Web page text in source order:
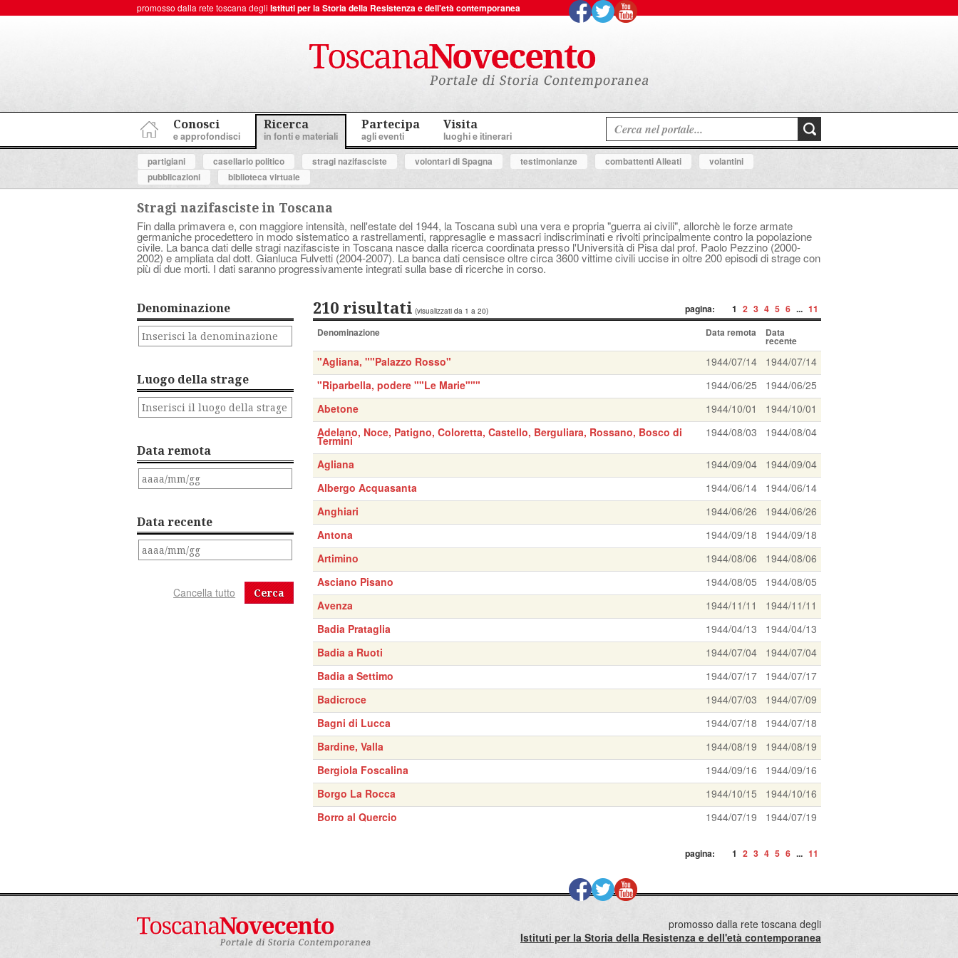
promosso dalla rete toscana degli Istituti per la Storia della Resistenza e dell'età contemporanea
Conosci
e approfondisci
Ricerca
in fonti e materiali
Partecipa
agli eventi
Visita
luoghi e itinerari
partigiani
casellario politico stragi nazifasciste volontari di Spagna testimonianze combattenti Alleati
volantini
pubblicazioni
biblioteca virtuale
Stragi nazifasciste in Toscana
Fin dalla primavera e, con maggiore intensità, nell'estate del 1944, la Toscana subì una vera e propria "guerra ai civili", allorchè le forze armate
germaniche procedettero in modo sistematico a rastrellamenti, rappresaglie e massacri indiscriminati e rivolti principalmente contro la popolazione
civile. La banca dati delle stragi nazifasciste in Toscana nasce dalla ricerca coordinata presso l'Università di Pisa dal prof. Paolo Pezzino (2000-
2002) e ampliata dal dott. Gianluca Fulvetti (2004-2007). La banca dati censisce oltre circa 3600 vittime civili uccise in oltre 200 episodi di strage con
più di due morti. I dati saranno progressivamente integrati sulla base di ricerche in corso.
Denominazione
Luogo della strage
Data remota
Data recente
Cerca
pagina: 1 2 3 4 5 6 ... 11
210 risultati (visualizzati da 1 a 20)
Denominazione Data remota Data
recente
"Agliana, ""Palazzo Rosso" 1944/07/14
1944/07/14
"Riparbella, podere ""Le Marie"""
1944/06/25
1944/06/25
Abetone
1944/10/01
1944/10/01
Adelano, Noce, Patigno, Coloretta, Castello, Berguliara, Rossano, Bosco di
Termini
1944/08/03 1944/08/04
Agliana 1944/09/04
1944/09/04
Albergo Acquasanta
1944/06/14
1944/06/14
Anghiari
1944/06/26
1944/06/26
Antona
1944/09/18
1944/09/18
Artimino
1944/08/06
1944/08/06
Asciano Pisano
1944/08/05
1944/08/05
Avenza
1944/11/11
1944/11/11
Badia Prataglia
1944/04/13
1944/04/13
Badia a Ruoti
1944/07/04
1944/07/04
Badia a Settimo
1944/07/17
1944/07/17
Badicroce
1944/07/03
1944/07/09
Bagni di Lucca
1944/07/18
1944/07/18
Bardine, Valla
1944/08/19
1944/08/19
Bergiola Foscalina
1944/09/16
1944/09/16
Borgo La Rocca
1944/10/15
1944/10/16
Borro al Quercio
1944/07/19 1944/07/19
pagina: 1 2 3 4 5 6 ... 11
promosso dalla rete toscana degli
Istituti per la Storia della Resistenza e dell'età contemporanea